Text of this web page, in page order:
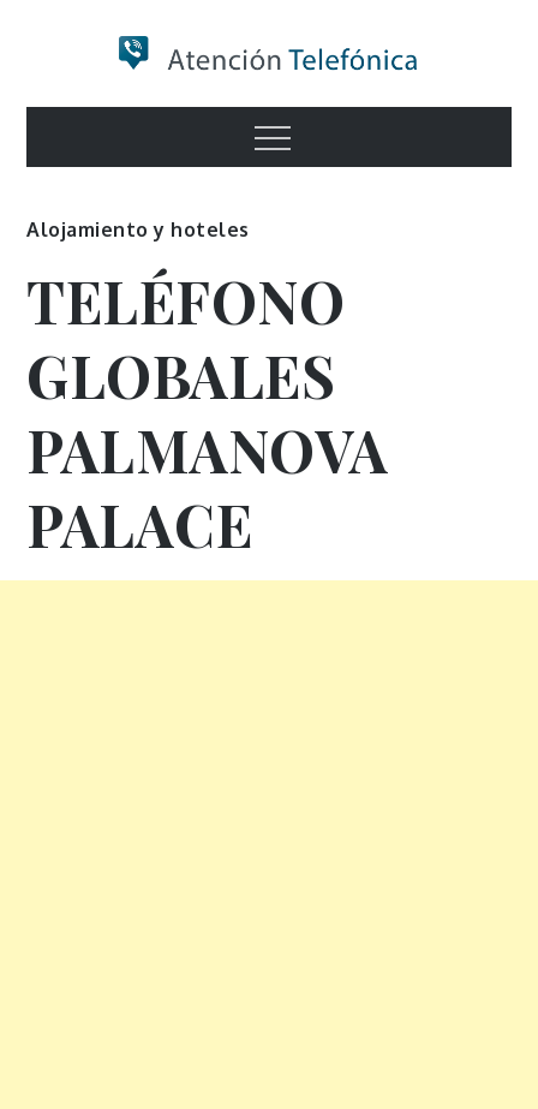
Numero de
Información
Menu
Alojamiento y hoteles
TELÉFONO
GLOBALES
PALMANOVA
PALACE